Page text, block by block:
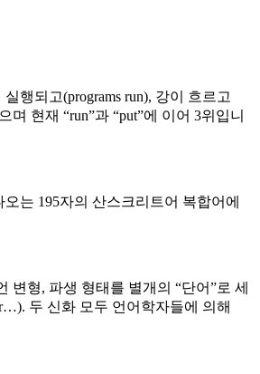
행되고(programs run), 강이 흐르고
현재 “run”과 “put”에 이어 3위입니
는 195자의 산스크리트어 복합어에
형, 파생 형태를 별개의 “단어”로 세
두 신화 모두 언어학자들에 의해